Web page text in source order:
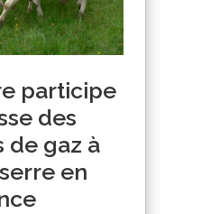
participe
des
de gaz à
en